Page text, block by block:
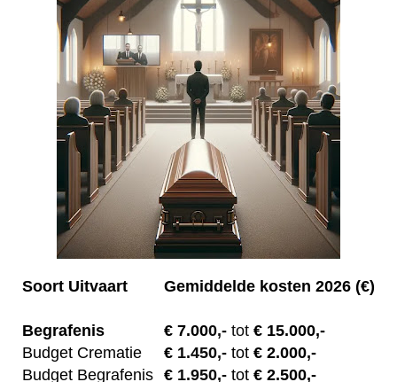
Soort Uitvaart Gemiddelde kosten 2026 (€)
Begrafenis € 7.000,- tot € 15.000,-
Budget Crematie
€ 1.450,- tot € 2.000,-
Budget Begrafenis € 1.950,- tot € 2.500,-